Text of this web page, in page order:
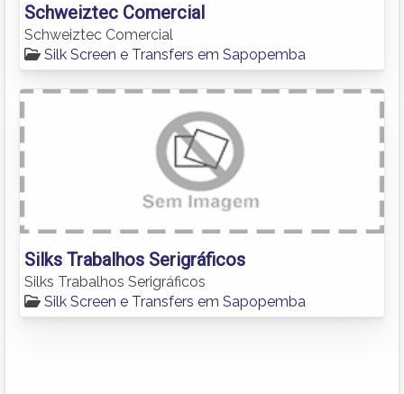
Schweiztec Comercial
Schweiztec Comercial
Silk Screen e Transfers em Sapopemba
Silks Trabalhos Serigráficos
Silks Trabalhos Serigráficos
Silk Screen e Transfers em Sapopemba